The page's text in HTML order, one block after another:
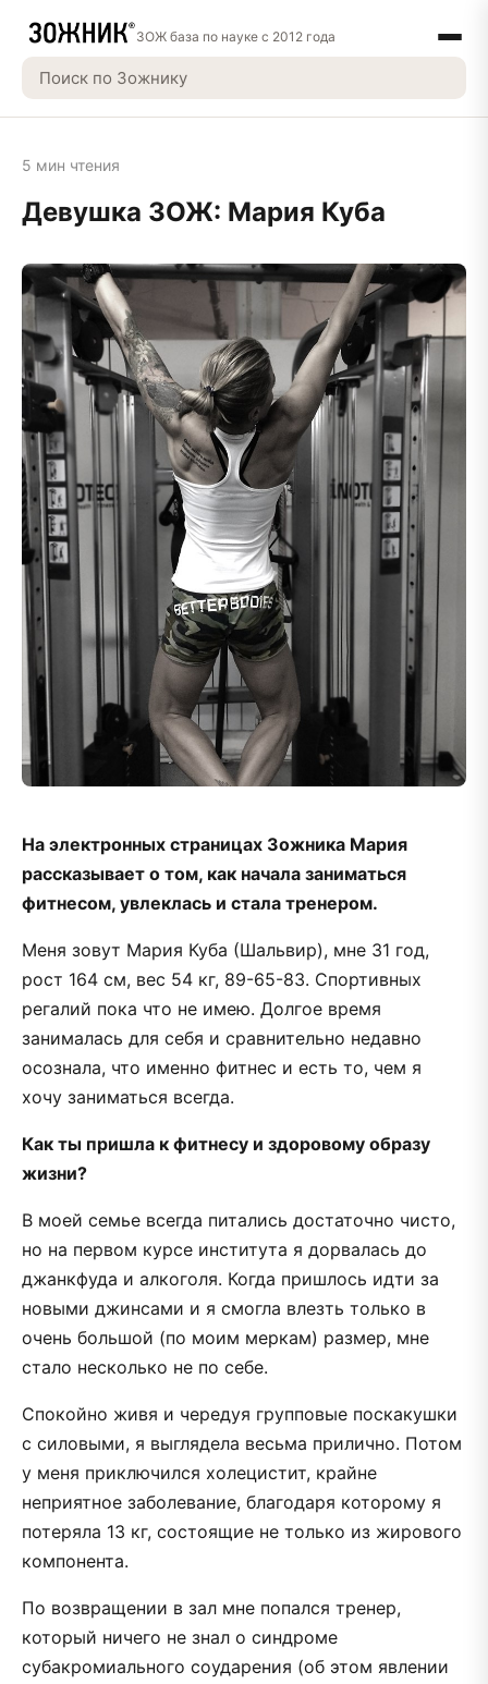
ЗОЖ база по науке с 2012 года
5 мин чтения
Девушка ЗОЖ: Мария Куба
На электронных страницах Зожника Мария
рассказывает о том, как начала заниматься
фитнесом, увлеклась и стала тренером.
Меня зовут Мария Куба (Шальвир), мне 31 год,
рост 164 см, вес 54 кг, 89-65-83. Спортивных
регалий пока что не имею. Долгое время
занималась для себя и сравнительно недавно
осознала, что именно фитнес и есть то, чем я
хочу заниматься всегда.
Как ты пришла к фитнесу и здоровому образу
жизни?
В моей семье всегда питались достаточно чисто,
но на первом курсе института я дорвалась до
джанкфуда и алкоголя. Когда пришлось идти за
новыми джинсами и я смогла влезть только в
очень большой (по моим меркам) размер, мне
стало несколько не по себе.
Спокойно живя и чередуя групповые поскакушки
с силовыми, я выглядела весьма прилично. Потом
у меня приключился холецистит, крайне
неприятное заболевание, благодаря которому я
потеряла 13 кг, состоящие не только из жирового
компонента.
По возвращении в зал мне попался тренер,
который ничего не знал о синдроме
субакромиального соударения (об этом явлении